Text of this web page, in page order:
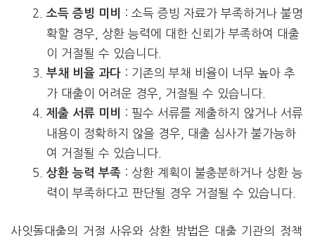
소득 증빙 미비
: 소득 증빙 자료가 부족하거나 불명
확할 경우, 상환 능력에 대한 신뢰가 부족하여 대출
이 거절될 수 있습니다.
부채 비율 과다 : 기존의 부채 비율이 너무 높아 추
가 대출이 어려운 경우, 거절될 수 있습니다.
제출 서류 미비
: 필수 서류를 제출하지 않거나 서류
내용이 정확하지 않을 경우, 대출 심사가 불가능하
여 거절될 수 있습니다.
상환 능력 부족 : 상환 계획이 불충분하거나 상환 능
력이 부족하다고 판단될 경우 거절될 수 있습니다.
사잇돌대출의 거절 사유와 상환 방법은 대출 기관의 정책